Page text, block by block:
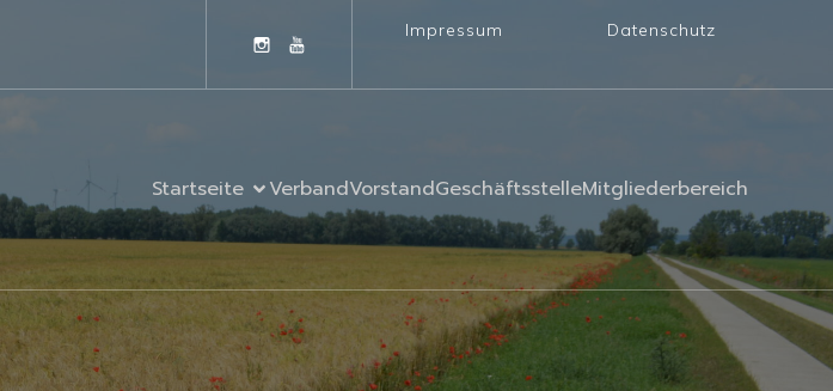
Impressum Datenschutz
Startseite VerbandVorstandGeschäftsstelleMitgliederbereich